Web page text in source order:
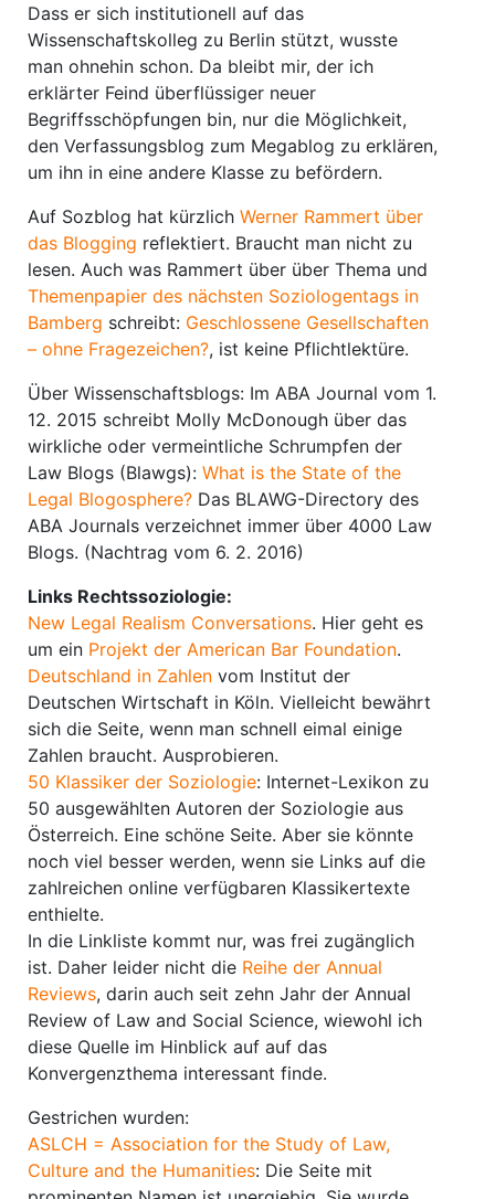
Dass er sich institutionell auf das
Wissenschaftskolleg zu Berlin stützt, wusste
man ohnehin schon. Da bleibt mir, der ich
erklärter Feind überflüssiger neuer
Begriffsschöpfungen bin, nur die Möglichkeit,
den Verfassungsblog zum Megablog zu erklären,
um ihn in eine andere Klasse zu befördern.
Auf Sozblog hat kürzlich Werner Rammert über
das Blogging reflektiert. Braucht man nicht zu
lesen. Auch was Rammert über über Thema und
Themenpapier des nächsten Soziologentags in
Bamberg schreibt: Geschlossene Gesellschaften
– ohne Fragezeichen?, ist keine Pflichtlektüre.
Über Wissenschaftsblogs: Im ABA Journal vom 1.
12. 2015 schreibt Molly McDonough über das
wirkliche oder vermeintliche Schrumpfen der
Law Blogs (Blawgs): What is the State of the
Legal Blogosphere? Das BLAWG-Directory des
ABA Journals verzeichnet immer über 4000 Law
Blogs. (Nachtrag vom 6. 2. 2016)
Links Rechtssoziologie:
New Legal Realism Conversations. Hier geht es
um ein Projekt der American Bar Foundation.
Deutschland in Zahlen vom Institut der
Deutschen Wirtschaft in Köln. Vielleicht bewährt
sich die Seite, wenn man schnell eimal einige
Zahlen braucht. Ausprobieren.
50 Klassiker der Soziologie: Internet-Lexikon zu
50 ausgewählten Autoren der Soziologie aus
Österreich. Eine schöne Seite. Aber sie könnte
noch viel besser werden, wenn sie Links auf die
zahlreichen online verfügbaren Klassikertexte
enthielte.
In die Linkliste kommt nur, was frei zugänglich
ist. Daher leider nicht die Reihe der Annual
Reviews, darin auch seit zehn Jahr der Annual
Review of Law and Social Science, wiewohl ich
diese Quelle im Hinblick auf auf das
Konvergenzthema interessant finde.
Gestrichen wurden:
ASLCH = Association for the Study of Law,
Culture and the Humanities: Die Seite mit